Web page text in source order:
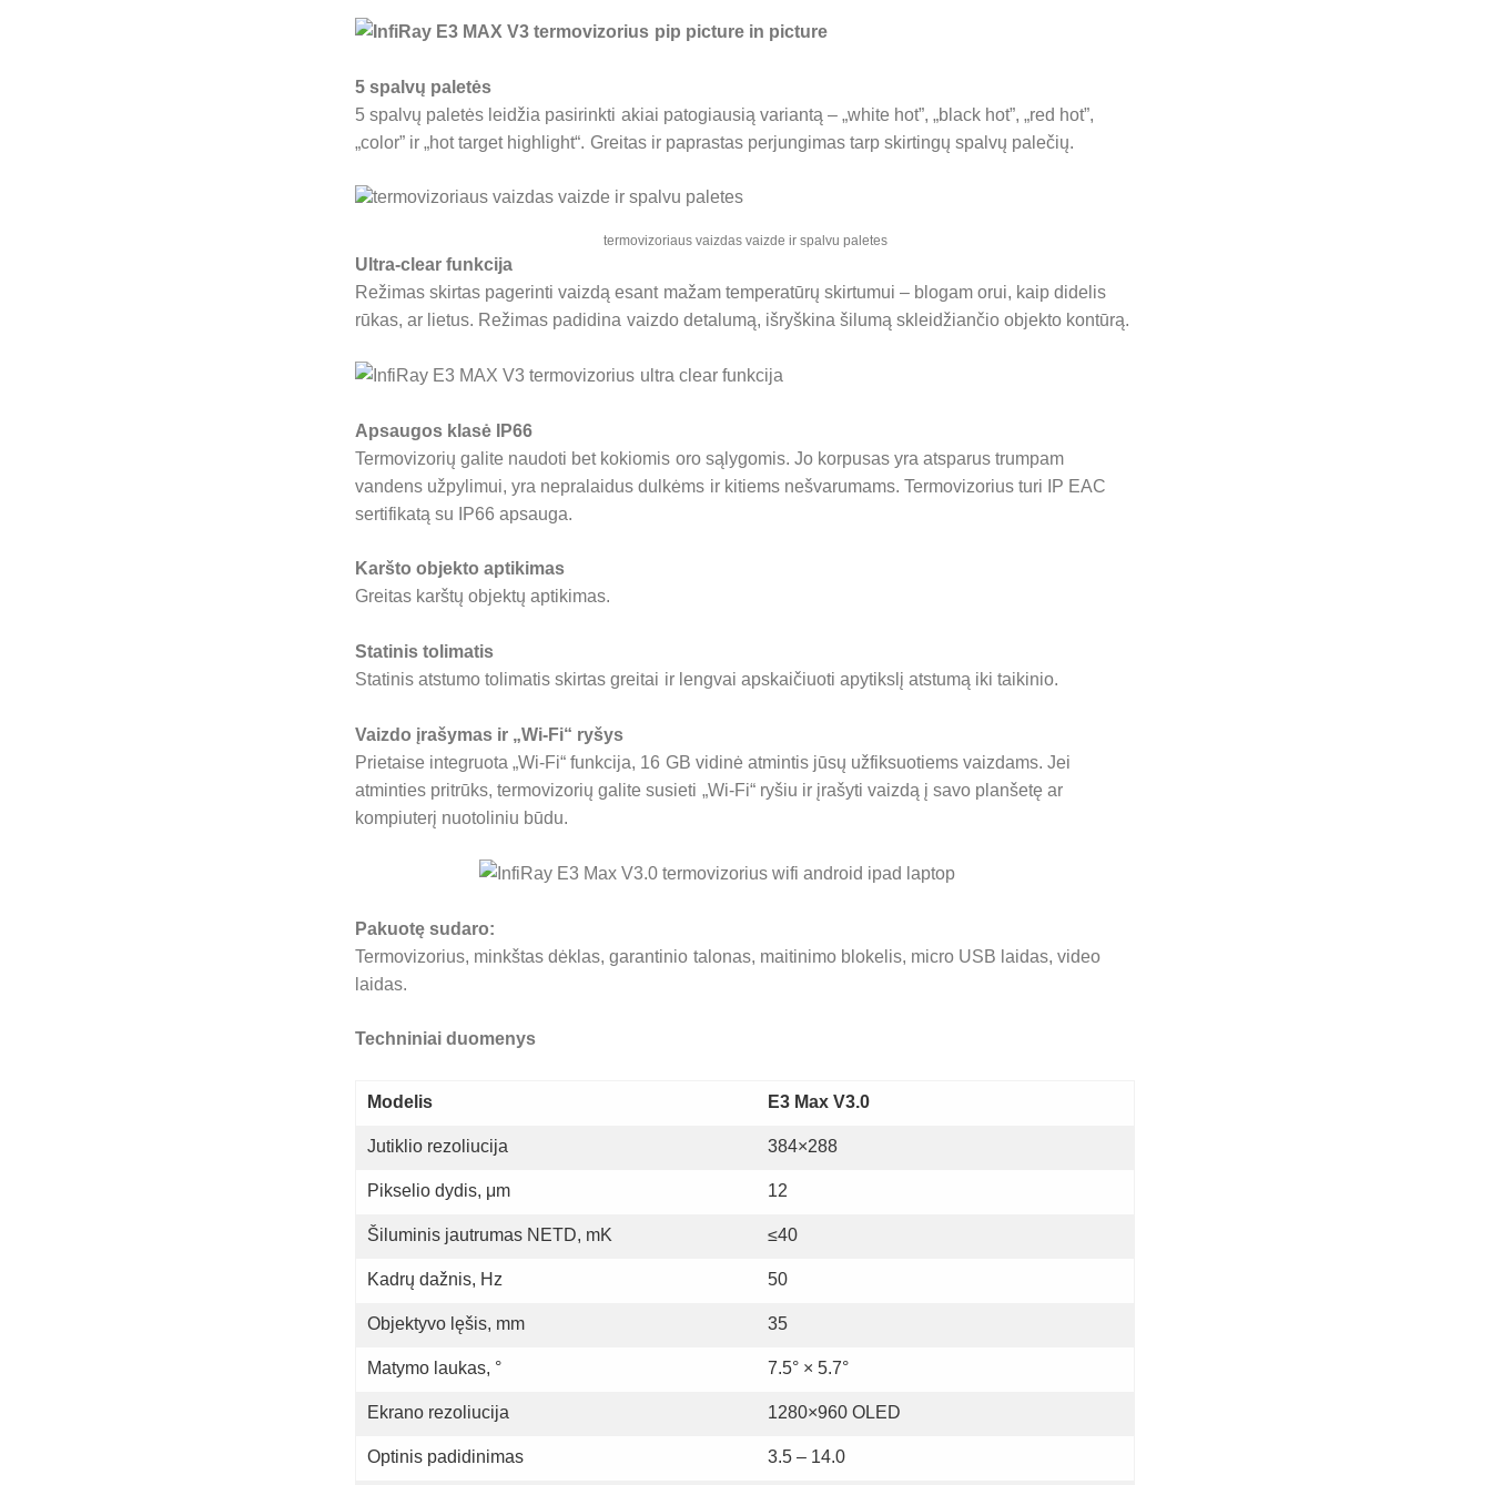
5 spalvų paletės
5 spalvų paletės leidžia pasirinkti akiai patogiausią variantą – „white hot”, „black hot”, „red hot”,
„color” ir „hot target highlight“. Greitas ir paprastas perjungimas tarp skirtingų spalvų palečių.
termovizoriaus vaizdas vaizde ir spalvu paletes
Ultra-clear funkcija
Režimas skirtas pagerinti vaizdą esant mažam temperatūrų skirtumui – blogam orui, kaip didelis
rūkas, ar lietus. Režimas padidina vaizdo detalumą, išryškina šilumą skleidžiančio objekto kontūrą.
Apsaugos klasė IP66
Termovizorių galite naudoti bet kokiomis oro sąlygomis. Jo korpusas yra atsparus trumpam
vandens užpylimui, yra nepralaidus dulkėms ir kitiems nešvarumams. Termovizorius turi IP EAC
sertifikatą su IP66 apsauga.
Karšto objekto aptikimas
Greitas karštų objektų aptikimas.
Statinis tolimatis
Statinis atstumo tolimatis skirtas greitai ir lengvai apskaičiuoti apytikslį atstumą iki taikinio.
Vaizdo įrašymas ir „Wi-Fi“ ryšys
Prietaise integruota „Wi-Fi“ funkcija, 16 GB vidinė atmintis jūsų užfiksuotiems vaizdams. Jei
atminties pritrūks, termovizorių galite susieti „Wi-Fi“ ryšiu ir įrašyti vaizdą į savo planšetę ar
kompiuterį nuotoliniu būdu.
Pakuotę sudaro:
Termovizorius, minkštas dėklas, garantinio talonas, maitinimo blokelis, micro USB laidas, video
laidas.
Techniniai duomenys
Modelis E3 Max V3.0
Jutiklio rezoliucija 384×288
Pikselio dydis, μm 12
Šiluminis jautrumas NETD, mK ≤40
Kadrų dažnis, Hz 50
Objektyvo lęšis, mm 35
Matymo laukas, ° 7.5° × 5.7°
Ekrano rezoliucija 1280×960 OLED
Optinis padidinimas 3.5 – 14.0